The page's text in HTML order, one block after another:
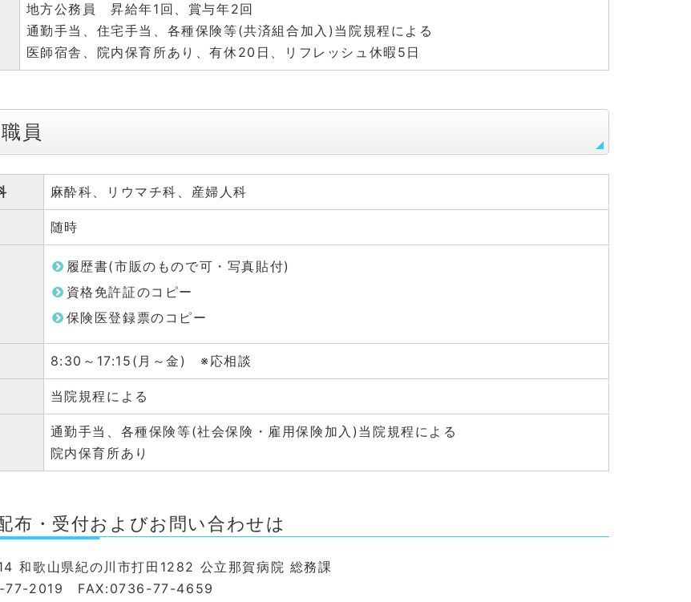
地方公務員 昇給年1回、賞与年2回
通勤手当、住宅手当、各種保険等(共済組合加入)当院規程による
医師宿舎、院内保育所あり、有休20日、リフレッシュ休暇5日
員
麻酔科、リウマチ科、産婦人科
随時
履歴書(市販のもので可・写真貼付)
資格免許証のコピー
保険医登録票のコピー
8:30～17:15(月～金) ※応相談
当院規程による
通勤手当、各種保険等(社会保険・雇用保険加入)当院規程による
院内保育所あり
布・受付およびお問い合わせは
和歌山県紀の川市打田1282 公立那賀病院 総務課
77-2019 FAX:0736-77-4659